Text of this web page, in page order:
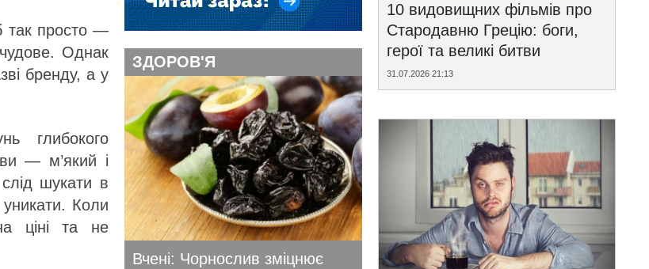
так просто —
Однак
бренду, а у
глибокого
— м’який і
шукати в
уникати. Коли
ціні та не
ЗДОРОВ'Я
Вчені: Чорнослив зміцнює
10 видовищних фільмів про
Стародавню Грецію: боги,
герої та великі битви
31.07.2026 21:13